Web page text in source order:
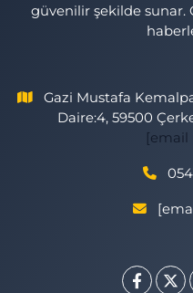
güvenilir şekilde sunar.
Gazi Mustafa
Daire:4, 59500
[email